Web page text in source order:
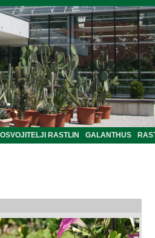
RASTLIN GALANTHUS